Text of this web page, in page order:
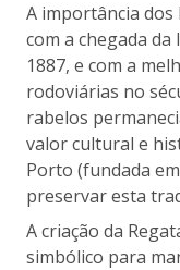
A importância dos
com a chegada
1887, e com a
rodoviárias no
rabelos
valor cultural e
Porto (fundada
preservar esta
A criação da
simbólico para